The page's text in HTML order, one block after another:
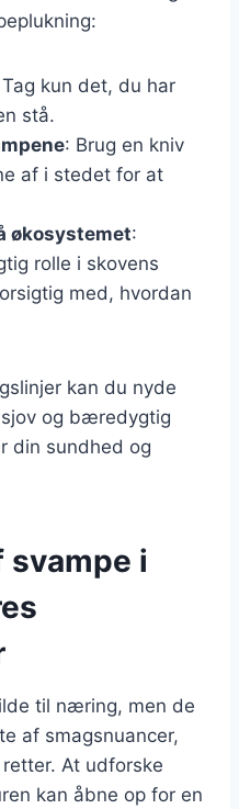
kun det, du har
stå.
: Brug en kniv
af i stedet for at
økosystemet:
rolle i skovens
med, hvordan
kan du nyde
og bæredygtig
din sundhed og
svampe i
til næring, men de
af smagsnuancer,
At udforske
kan åbne op for en